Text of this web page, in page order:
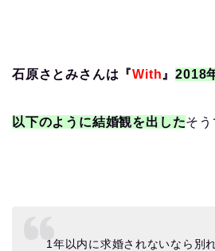
石原さとみさんは『With 』2018
以下のように結婚観を出したそう
1年以内に求婚されないなら別れ